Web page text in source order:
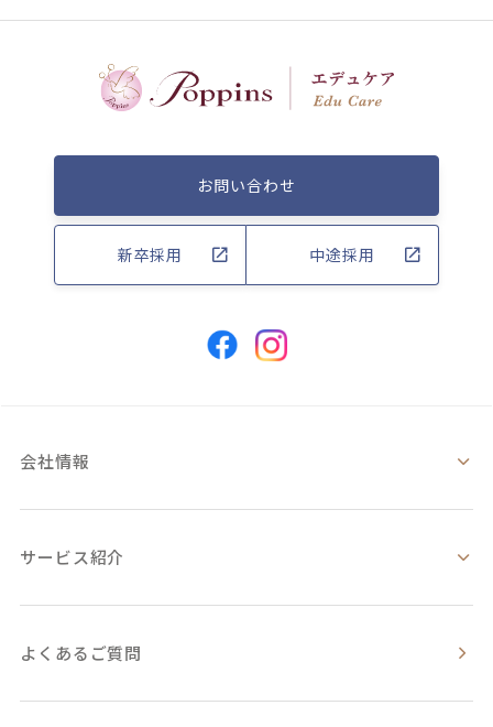
お問い合わせ
新卒採用 中途採用
会社情報
サービス紹介
よくあるご質問